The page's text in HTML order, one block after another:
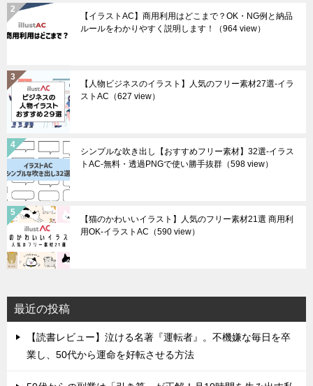
【イラストAC】商用利用はどこまで？OK・NG例と納品
ルールをわかりやすく説明します！
（964 view）
【人物ビジネスのイラスト】人気のフリー素材27選-イラ
ストAC （627 view）
シンプルな吹き出し【おすすめフリー素材】32選-イラス
トAC-無料・透過PNGで使い勝手抜群 （598 view）
【猫のかわいいイラスト】人気のフリー素材21選 商用利
用OK-イラストAC （590 view）
最近の投稿
【読書レビュー】泣ける名著『運転者』。不機嫌な毎日を卒
業し、50代から運命を好転させる方法